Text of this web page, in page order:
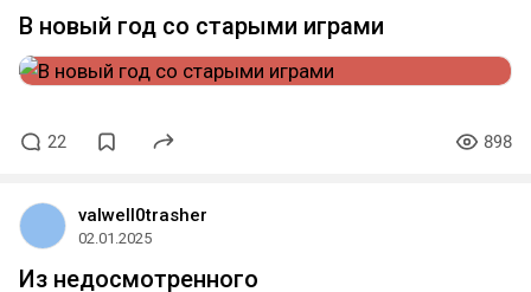
В новый год со старыми играми
22 898
valwell0trasher
02.01.2025
Из недосмотренного